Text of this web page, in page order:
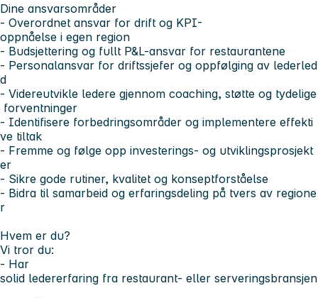
Dine ansvarsområder
- Overordnet ansvar for drift og KPI-
oppnåelse i egen region
- Budsjettering og fullt P&L-ansvar for restaurantene
- Personalansvar for driftssjefer og oppfølging av lederled
d
- Videreutvikle ledere gjennom coaching, støtte og tydelige
forventninger
- Identifisere forbedringsområder og implementere effekti
ve tiltak
- Fremme og følge opp investerings- og utviklingsprosjekt
er
- Sikre gode rutiner, kvalitet og konseptforståelse
- Bidra til samarbeid og erfaringsdeling på tvers av regione
r
Hvem er du?
Vi tror du:
- Har
solid ledererfaring fra restaurant- eller serveringsbransjen